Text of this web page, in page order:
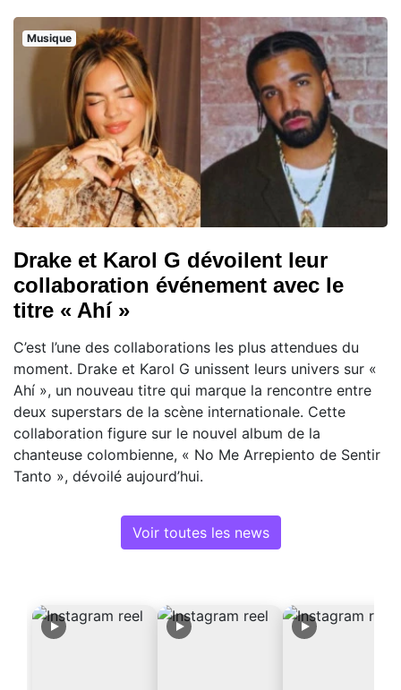
Musique
Drake et Karol G dévoilent leur
collaboration événement avec le
titre « Ahí »
C’est l’une des collaborations les plus attendues du
moment. Drake et Karol G unissent leurs univers sur «
Ahí », un nouveau titre qui marque la rencontre entre
deux superstars de la scène internationale. Cette
collaboration figure sur le nouvel album de la
chanteuse colombienne, « No Me Arrepiento de Sentir
Tanto », dévoilé aujourd’hui.
Voir toutes les news